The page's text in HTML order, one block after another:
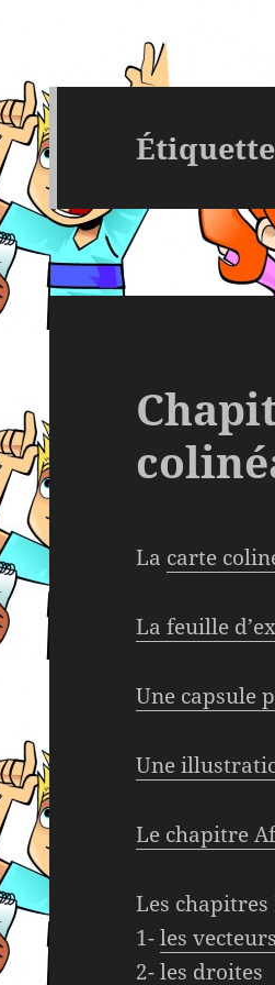
La carte
La feuille
Une capsule
Une
Le chapitre
Les
1-les vecteurs
2-les droites